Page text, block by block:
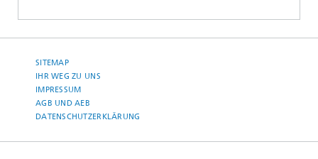
SITEMAP
IHR WEG ZU UNS
IMPRESSUM
AGB UND AEB
DATENSCHUTZERKLÄRUNG